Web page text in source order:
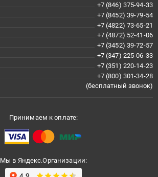
+7 (846) 375-94-33
+7 (8452) 39-79-54
+7 (4822) 73-65-21
+7 (4872) 52-41-06
+7 (3452) 39-72-57
+7 (347) 225-06-33
+7 (351) 220-14-23
+7 (800) 301-34-28
(бесплатный звонок)
Принимаем к оплате:
Мы в Яндекс.Организации: